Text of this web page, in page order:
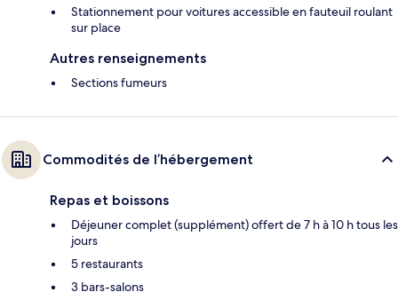
Stationnement pour voitures accessible en fauteuil roulant
sur place
Autres renseignements
Sections fumeurs
Commodités de l’hébergement
Repas et boissons
Déjeuner complet (supplément) offert de 7 h à 10 h tous les
jours
5 restaurants
3 bars-salons